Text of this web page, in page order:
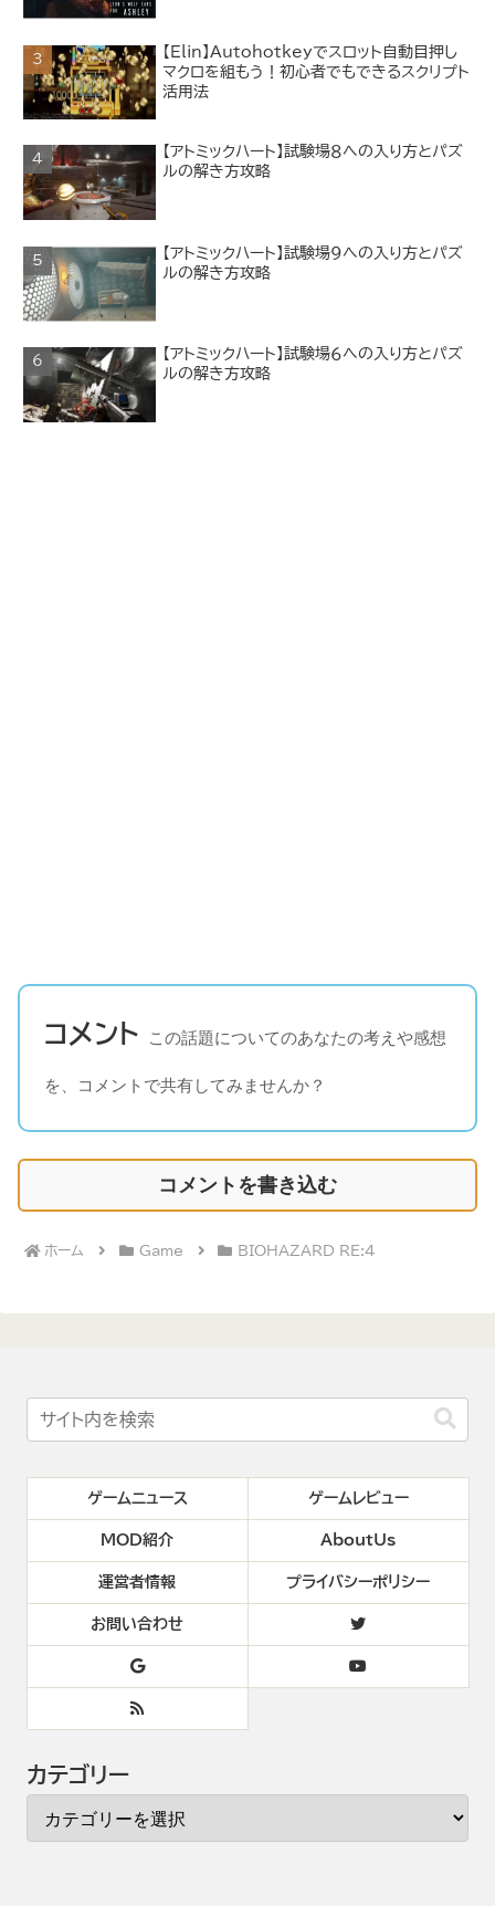
【Elin】Autohotkeyでスロット自動目押し
マクロを組もう！初心者でもできるスクリプト
活用法
【アトミックハート】試験場８への入り方とパズ
ルの解き方攻略
【アトミックハート】試験場９への入り方とパズ
ルの解き方攻略
【アトミックハート】試験場６への入り方とパズ
ルの解き方攻略
コメント この話題についてのあなたの考えや感想
を、コメントで共有してみませんか？
コメントを書き込む
ホーム Game BIOHAZARD RE:4
ゲームニュース ゲームレビュー
MOD紹介 AboutUs
運営者情報 プライバシーポリシー
お問い合わせ
カテゴリー